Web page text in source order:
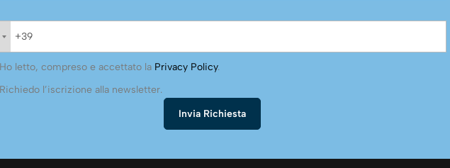
Ho letto, compreso e accettato la Privacy Policy.
Richiedo l’iscrizione alla newsletter.